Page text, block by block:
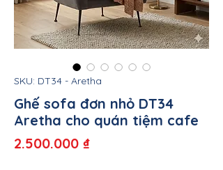
SKU: DT34 - Aretha
Ghế sofa đơn nhỏ DT34
Aretha cho quán tiệm cafe
2.500.000 ₫Giá